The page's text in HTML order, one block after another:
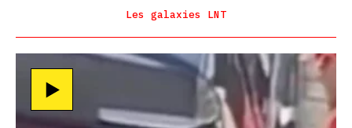
Les galaxies LNT